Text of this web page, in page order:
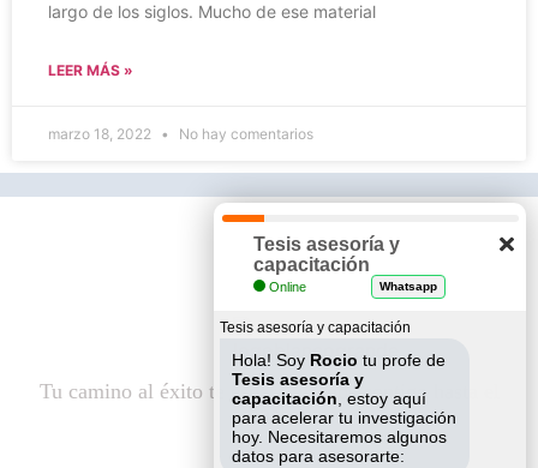
largo de los siglos. Mucho de ese material
LEER MÁS »
marzo 18, 2022 No hay comentarios
Tu camino al éxito te espera, iremos contigo hasta el
final.
Tesis asesoría y
capacitación
Online Whatsapp
Tesis asesoría y capacitación
Hola! Soy Rocio tu profe de
Tesis asesoría y
capacitación , estoy aquí
para acelerar tu investigación
hoy. Necesitaremos algunos
datos para asesorarte: